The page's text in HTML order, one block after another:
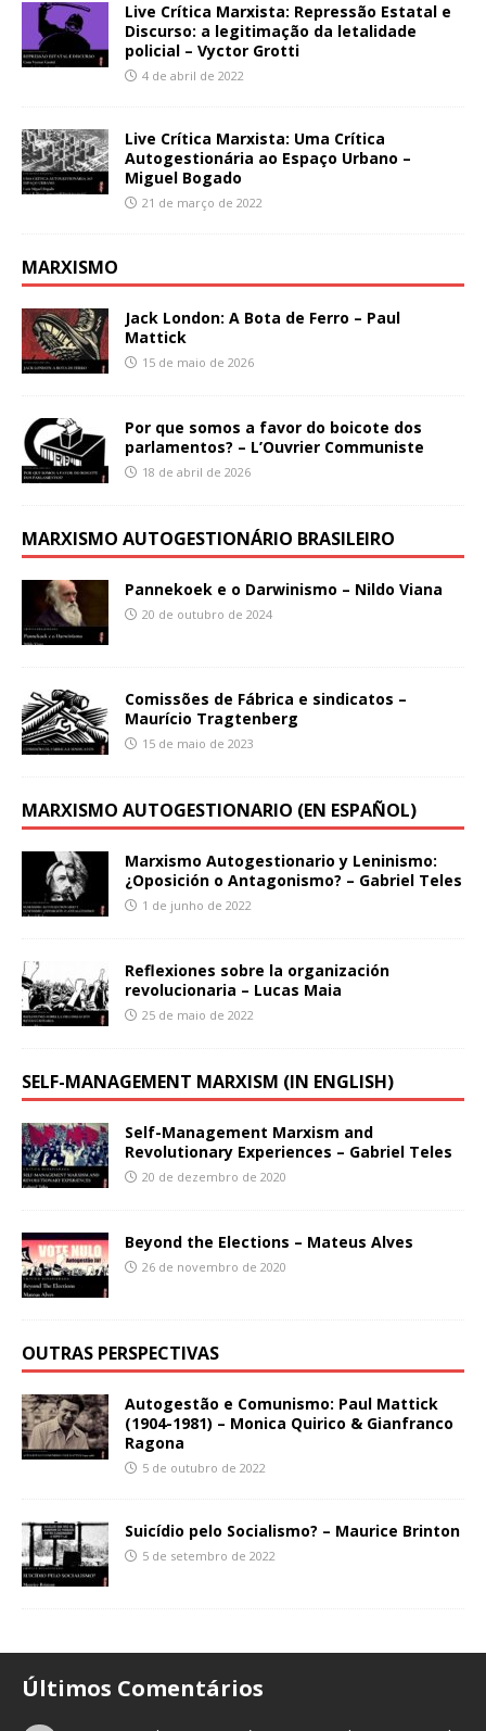
Live Crítica Marxista: Repressão Estatal e
Discurso: a legitimação da letalidade
policial – Vyctor Grotti
4 de abril de 2022
Live Crítica Marxista: Uma Crítica
Autogestionária ao Espaço Urbano –
Miguel Bogado
21 de março de 2022
MARXISMO
Jack London: A Bota de Ferro – Paul
Mattick
15 de maio de 2026
Por que somos a favor do boicote dos
parlamentos? – L’Ouvrier Communiste
18 de abril de 2026
MARXISMO AUTOGESTIONÁRIO BRASILEIRO
Pannekoek e o Darwinismo – Nildo Viana
20 de outubro de 2024
Comissões de Fábrica e sindicatos –
Maurício Tragtenberg
15 de maio de 2023
MARXISMO AUTOGESTIONARIO (EN ESPAÑOL)
Marxismo Autogestionario y Leninismo:
¿Oposición o Antagonismo? – Gabriel Teles
1 de junho de 2022
Reflexiones sobre la organización
revolucionaria – Lucas Maia
25 de maio de 2022
SELF-MANAGEMENT MARXISM (IN ENGLISH)
Self-Management Marxism and
Revolutionary Experiences – Gabriel Teles
20 de dezembro de 2020
Beyond the Elections – Mateus Alves
26 de novembro de 2020
OUTRAS PERSPECTIVAS
Autogestão e Comunismo: Paul Mattick
(1904-1981) – Monica Quirico & Gianfranco
Ragona
5 de outubro de 2022
Suicídio pelo Socialismo? – Maurice Brinton
5 de setembro de 2022
Últimos Comentários